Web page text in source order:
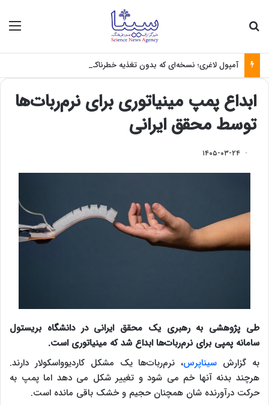
آمپول لاغری؛ نسخه‌ای که بدون تغذیه خطرناک می‌شود
ابداع پمپ مینیاتوری برای نرم‌ربات‌ها
توسط محقق ایرانی
۱۴۰۵-۰۳-۲۴
طی پژوهشی به رهبری یک محقق ایرانی در دانشگاه بریستول
سامانه پمپی برای نرم‌ربات‌ها ابداع شد که مینیاتوری است.
به گزارش سیناپرس، نرم‌ربات‌ها یک مشکل کاردیوواسکولار دارند.
هرچند بدنه آنها خم می شود و تغییر شکل می دهد اما پمپ به
حرکت درآورنده شان همچنان حجیم و خشک باقی مانده است.